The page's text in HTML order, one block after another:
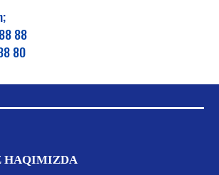
88
80
HAQIMIZDA